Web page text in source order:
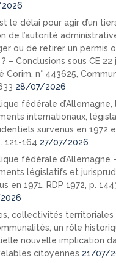
le délai pour agir d’un
de l’autorité
ou de retirer un permis
– Conclusions sous CE 22
Corim, n° 443625,
28/07/2026
fédérale d’Allemagne,
internationaux,
survenus en 1972
121-164 27/07/2026
fédérale d’Allemagne
législatifs et
en 1971, RDP 1972, p.
collectivités territoriales
un rôle
nouvelle implication
citoyennes 21/07/